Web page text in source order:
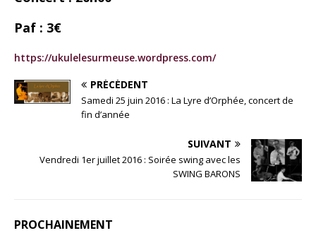
Paf : 3€
https://ukulelesurmeuse.wordpress.com/
PRÉCÉDENT
Samedi 25 juin 2016 : La Lyre d’Orphée, concert de
fin d’année
SUIVANT
Vendredi 1er juillet 2016 : Soirée swing avec les
SWING BARONS
PROCHAINEMENT